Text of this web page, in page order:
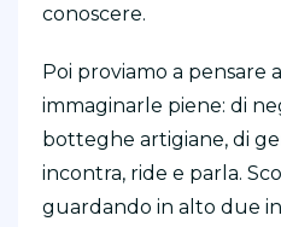
conoscere.
Poi proviamo a pensare
immaginarle piene: di
botteghe artigiane, di
incontra, ride e parla.
guardando in alto due